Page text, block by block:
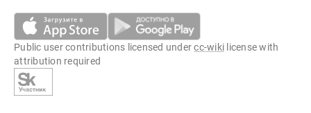
Public user contributions licensed undercc-wiki license with
attribution required